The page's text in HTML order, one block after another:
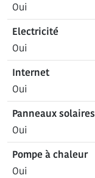
Oui
Electricité
Oui
Internet
Oui
Panneaux solaires
Oui
Pompe à chaleur
Oui